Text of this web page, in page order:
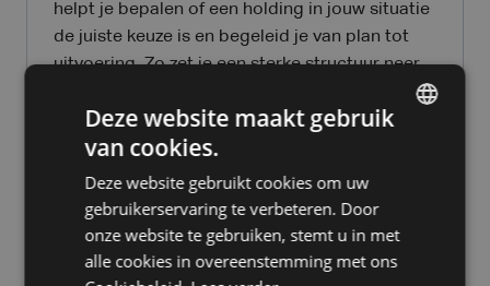
helpt je bepalen of een holding in jouw situatie
de juiste keuze is en begeleid je van plan tot
uitvoering. Zo zet je een sterke structuur neer
Meer over holdings
Horeca
Deze website maakt gebruik
van cookies.
Deze website gebruikt cookies om uw
gebruikerservaring te verbeteren. Door
onze website te gebruiken, stemt u in met
alle cookies in overeenstemming met ons